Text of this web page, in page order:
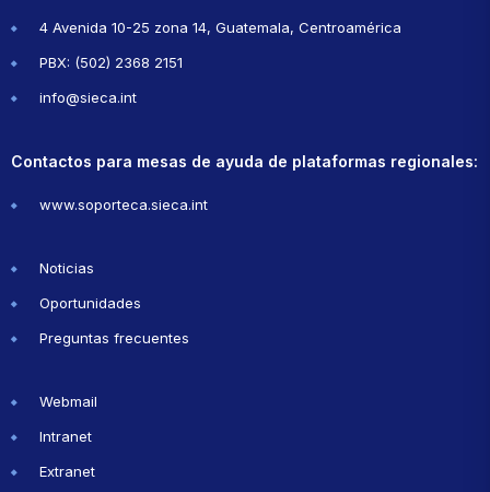
4 Avenida 10-25 zona 14, Guatemala, Centroamérica
PBX: (502) 2368 2151
info@sieca.int
Contactos para mesas de ayuda de plataformas regionales:
www.soporteca.sieca.int
Noticias
Oportunidades
Preguntas frecuentes
Webmail
Intranet
Extranet